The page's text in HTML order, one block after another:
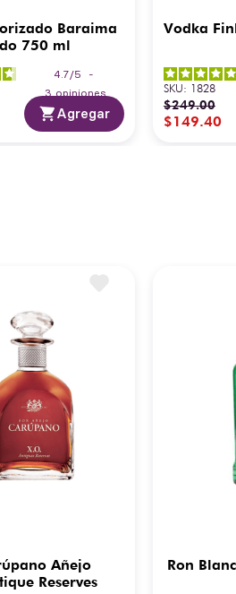
Baraima
750 ml
4.7/5
-
3 opiniones
Agregar
Vodka
SKU: 1828
$249.00
$149.40
Añejo
Reserves
Ron